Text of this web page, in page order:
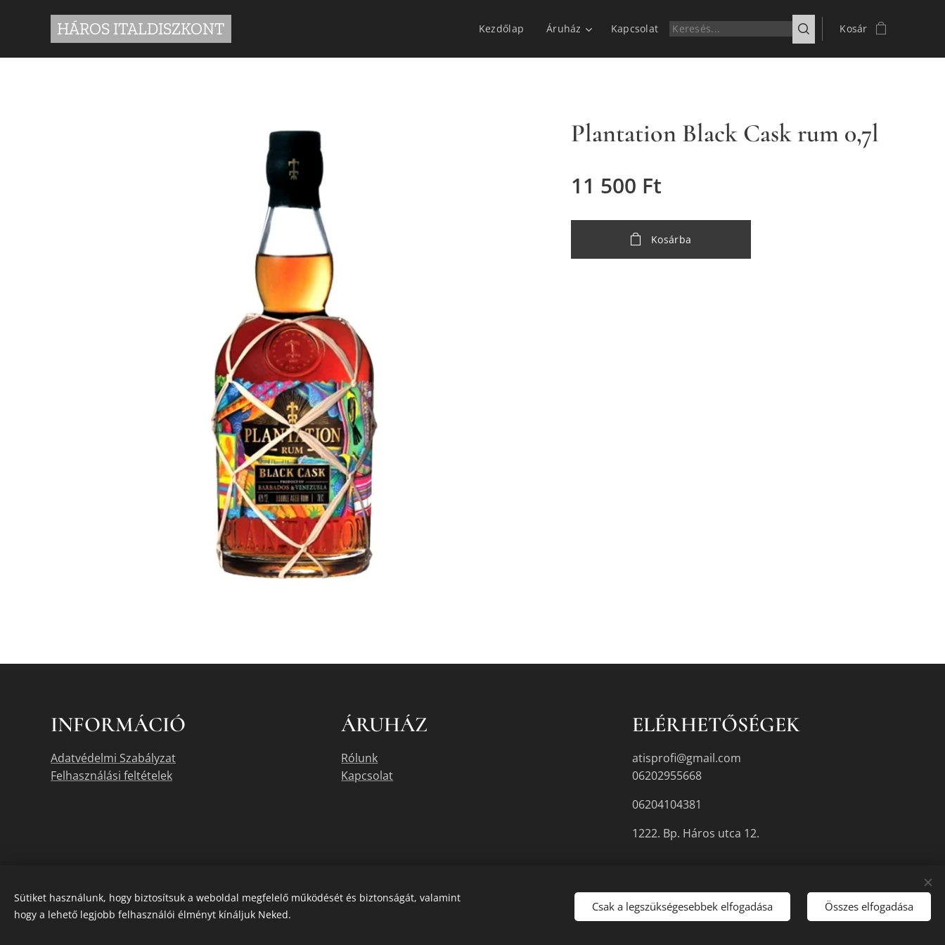
HÁROS ITALDISZKONT Kezdőlap Áruház Kapcsolat Kosár
Plantation Black Cask rum 0,7l
11 500 Ft
Kosárba
INFORMÁCIÓ
Adatvédelmi Szabályzat
Felhasználási feltételek
ÁRUHÁZ
Rólunk
Kapcsolat
ELÉRHETŐSÉGEK
atisprofi@gmail.com
06202955668
06204104381
1222. Bp. Háros utca 12.
A termékek aktuális készletéről érdeklődjön az üzletben, vagy a megadott elérhetőségek egyikén. Sütik
Sütiket használunk, hogy biztosítsuk a weboldal megfelelő működését és biztonságát, valamint
hogy a lehető legjobb felhasználói élményt kínáljuk Neked.
Csak a legszükségesebbek elfogadása Összes elfogadása